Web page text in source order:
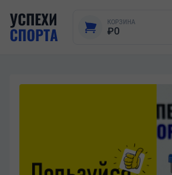
КОРЗИНА
₽0